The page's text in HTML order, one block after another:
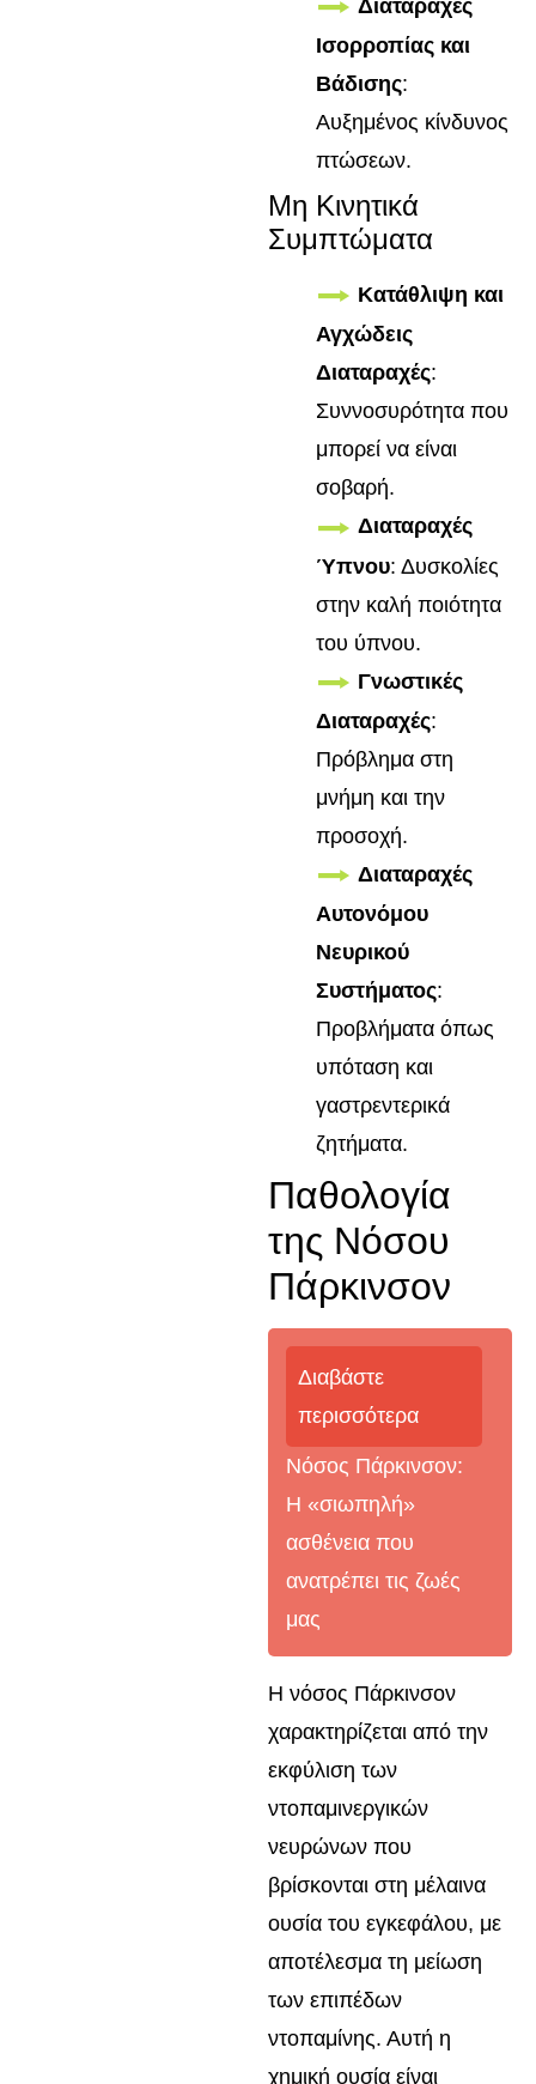
Διαταραχές
Ισορροπίας και
Βάδισης:
Αυξημένος κίνδυνος
πτώσεων.
Μη Κινητικά
Συμπτώματα
Κατάθλιψη και
Αγχώδεις
Διαταραχές:
Συννοσυρότητα που
μπορεί να είναι
σοβαρή.
Διαταραχές
Ύπνου: Δυσκολίες
στην καλή ποιότητα
του ύπνου.
Γνωστικές
Διαταραχές:
Πρόβλημα στη
μνήμη και την
προσοχή.
Διαταραχές
Αυτονόμου
Νευρικού
Συστήματος:
Προβλήματα όπως
υπόταση και
γαστρεντερικά
ζητήματα.
Παθολογία
της Νόσου
Πάρκινσον
Διαβάστε
περισσότερα
Νόσος Πάρκινσον:
Η «σιωπηλή»
ασθένεια που
ανατρέπει τις ζωές
μας
Η νόσος Πάρκινσον
χαρακτηρίζεται από την
εκφύλιση των
ντοπαμινεργικών
νευρώνων που
βρίσκονται στη μέλαινα
ουσία του εγκεφάλου, με
αποτέλεσμα τη μείωση
των επιπέδων
ντοπαμίνης. Αυτή η
χημική ουσία είναι